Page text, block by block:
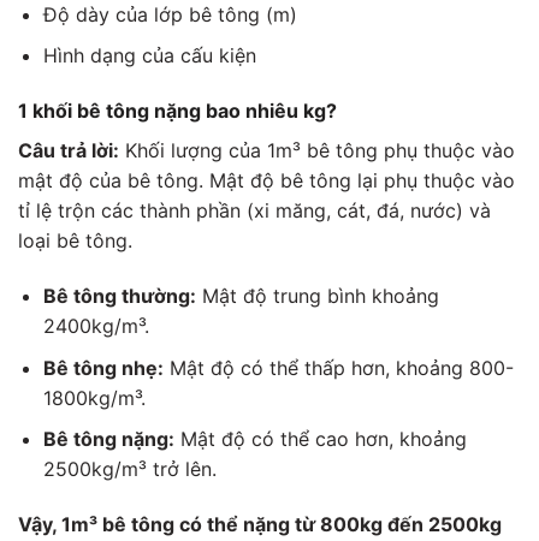
Độ dày của lớp bê tông (m)
Hình dạng của cấu kiện
1 khối bê tông nặng bao nhiêu kg?
Câu trả lời: Khối lượng của 1m³ bê tông phụ thuộc vào
mật độ của bê tông. Mật độ bê tông lại phụ thuộc vào
tỉ lệ trộn các thành phần (xi măng, cát, đá, nước) và
loại bê tông.
Bê tông thường: Mật độ trung bình khoảng
2400kg/m³.
Bê tông nhẹ: Mật độ có thể thấp hơn, khoảng 800-
1800kg/m³.
Bê tông nặng: Mật độ có thể cao hơn, khoảng
2500kg/m³ trở lên.
Vậy, 1m³ bê tông có thể nặng từ 800kg đến 2500kg